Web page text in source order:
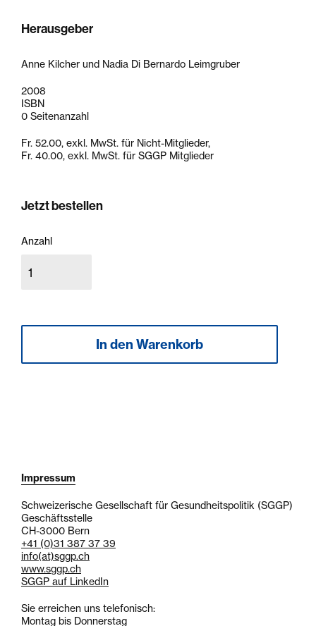
Herausgeber
Anne Kilcher und Nadia Di Bernardo Leimgruber
2008
ISBN
0 Seitenanzahl
Fr. 52.00, exkl. MwSt. für Nicht-Mitglieder,
Fr. 40.00, exkl. MwSt. für SGGP Mitglieder
Jetzt bestellen
Anzahl
Impressum
Schweizerische Gesellschaft für Gesundheitspolitik (SGGP)
Geschäftsstelle
CH-3000 Bern
+41 (0)31 387 37 39
info(at)sggp.ch
www.sggp.ch
SGGP auf LinkedIn
Sie erreichen uns telefonisch:
Montag bis Donnerstag